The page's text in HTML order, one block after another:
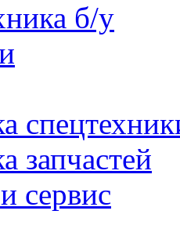
б/у
запчастей
сервис